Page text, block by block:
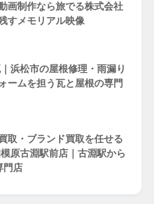
画制作なら旅でる株式会社
すメモリアル映像
浜松市の屋根修理・雨漏り
ームを担う瓦と屋根の専門
取・ブランド買取を任せる
原古淵駅前店｜古淵駅から
門店